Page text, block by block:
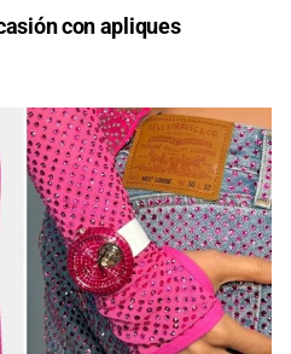
con apliques